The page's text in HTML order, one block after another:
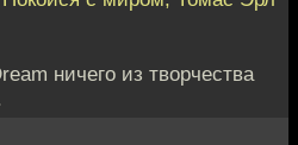
ничего из творчества